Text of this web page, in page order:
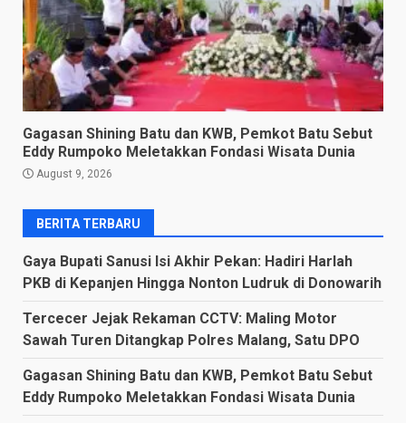
Gagasan Shining Batu dan KWB, Pemkot Batu Sebut
Eddy Rumpoko Meletakkan Fondasi Wisata Dunia
August 9, 2026
BERITA TERBARU
Gaya Bupati Sanusi Isi Akhir Pekan: Hadiri Harlah
PKB di Kepanjen Hingga Nonton Ludruk di Donowarih
Tercecer Jejak Rekaman CCTV: Maling Motor
Sawah Turen Ditangkap Polres Malang, Satu DPO
Gagasan Shining Batu dan KWB, Pemkot Batu Sebut
Eddy Rumpoko Meletakkan Fondasi Wisata Dunia